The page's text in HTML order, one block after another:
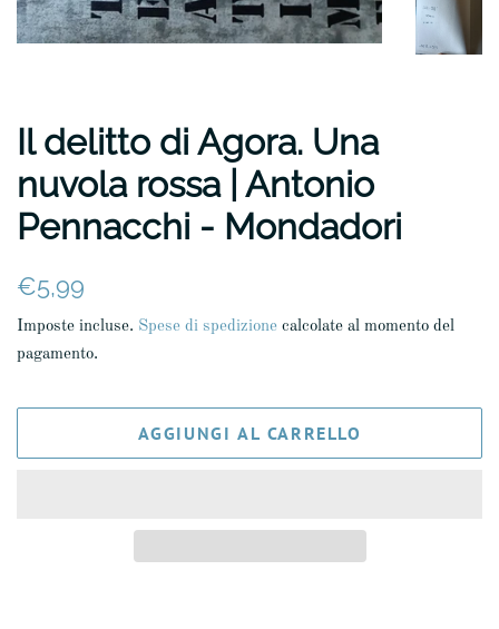
Il delitto di Agora. Una
nuvola rossa | Antonio
Pennacchi - Mondadori
Prezzo
listino
€5,99
Imposte incluse. Spese di spedizione calcolate al momento del
pagamento.
AGGIUNGI AL CARRELLO